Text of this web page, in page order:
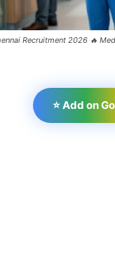
Recruitment 2026 🔥
⭐ Add on